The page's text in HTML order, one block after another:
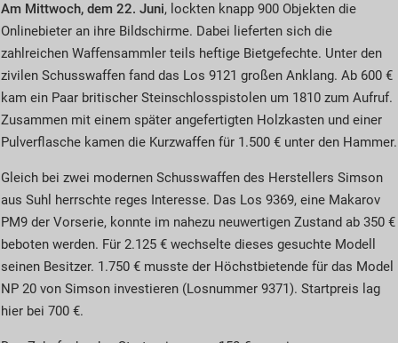
Am Mittwoch, dem 22. Juni, lockten knapp 900 Objekten die
Onlinebieter an ihre Bildschirme. Dabei lieferten sich die
zahlreichen Waffensammler teils heftige Bietgefechte. Unter den
zivilen Schusswaffen fand das Los 9121 großen Anklang. Ab 600 €
kam ein Paar britischer Steinschlosspistolen um 1810 zum Aufruf.
Zusammen mit einem später angefertigten Holzkasten und einer
Pulverflasche kamen die Kurzwaffen für 1.500 € unter den Hammer.
Gleich bei zwei modernen Schusswaffen des Herstellers Simson
aus Suhl herrschte reges Interesse. Das Los 9369, eine Makarov
PM9 der Vorserie, konnte im nahezu neuwertigen Zustand ab 350 €
beboten werden. Für 2.125 € wechselte dieses gesuchte Modell
seinen Besitzer. 1.750 € musste der Höchstbietende für das Model
NP 20 von Simson investieren (Losnummer 9371). Startpreis lag
hier bei 700 €.